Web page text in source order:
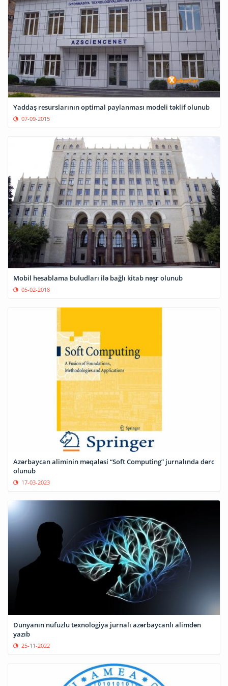
Yaddaş resurslarının optimal paylanması modeli təklif olunub
07-09-2015
Mobil hesablama buludları ilə bağlı kitab nəşr olunub
05-02-2018
Azərbaycan aliminin məqaləsi “Soft Computing” jurnalında dərc
olunub
17-03-2023
Dünyanın nüfuzlu texnologiya jurnalı azərbaycanlı alimdən
yazıb
25-11-2022